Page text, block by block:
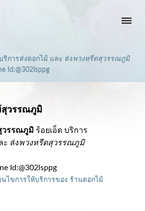
dehaze
ริการส่งดอกไม้ และ ส่ง พวงหรีดสุวรรณภูมิ
Id:@302lsppg
สุวรรณภูมิ
วรรณภูมิ ร้อยเอ็ด บริการ
ะ ส่งพวงหรีดสุวรรณภูมิ
Id:@302lsppg
นไขการให้บริการของ ร้านดอกไม้